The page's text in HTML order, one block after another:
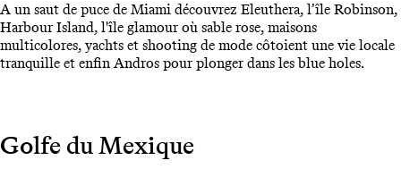
A un saut de puce de Miami découvrez Eleuthera, l’île Robinson,
Harbour Island, l'île glamour où sable rose, maisons
multicolores, yachts et shooting de mode côtoient une vie locale
tranquille et enfin Andros pour plonger dans les blue holes.
Golfe du Mexique